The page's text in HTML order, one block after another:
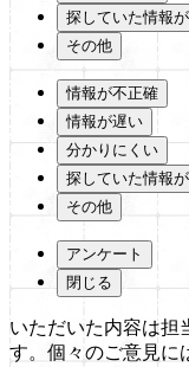
探していた情報
その他
情報が不正確
情報が遅い
分かりにくい
探していた情報
その他
アンケート
閉じる
いただいた内容は担
す。個々のご意見に